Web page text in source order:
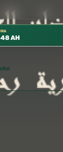
في المسجد النبوي، 📍 باب ٣٧ (باب مكة) –
AH